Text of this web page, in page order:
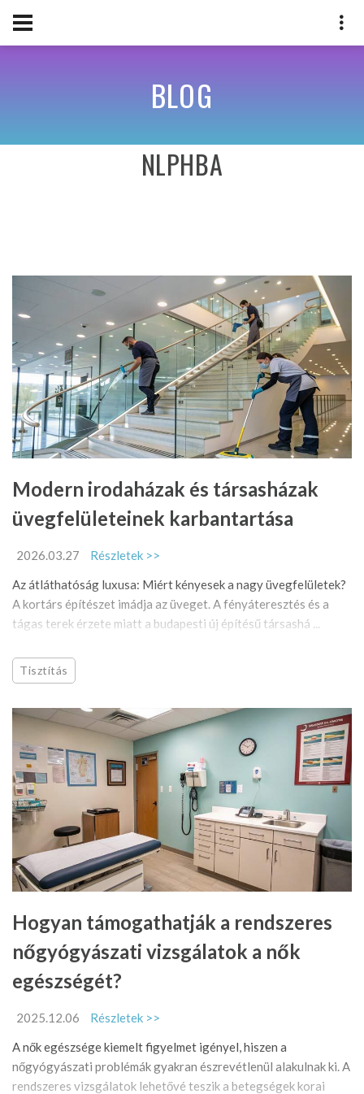
BLOG
NLPHBA
Modern irodaházak és társasházak
üvegfelületeinek karbantartása
2026.03.27
Részletek >>
Az átláthatóság luxusa: Miért kényesek a nagy üvegfelületek?
A kortárs építészet imádja az üveget. A fényáteresztés és a
tágas terek érzete miatt a budapesti új építésű társashá ...
Tisztítás
Hogyan támogathatják a rendszeres
nőgyógyászati vizsgálatok a nők
egészségét?
2025.12.06
Részletek >>
A nők egészsége kiemelt figyelmet igényel, hiszen a
nőgyógyászati problémák gyakran észrevétlenül alakulnak ki. A
rendszeres vizsgálatok lehetővé teszik a betegségek korai